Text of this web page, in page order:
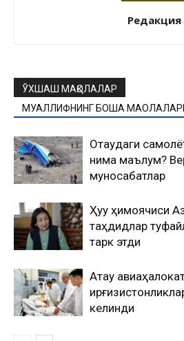
Редакция
ЎХШАШ МАҚОЛАЛАР
МУАЛЛИФНИНГ БОШҚА
Оқтаудаги
нима маълум?
муносабатлар
Ҳуқуқ ҳимоячиси
таҳдидлар
тарк этди
Ақтау
келинди